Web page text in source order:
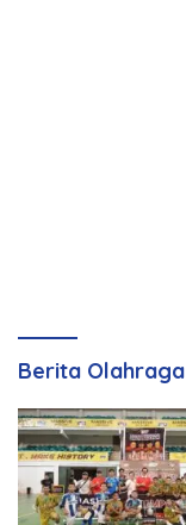
Berita Olahraga